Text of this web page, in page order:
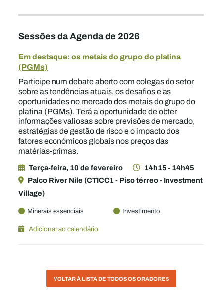
Sessões da Agenda de 2026
Em destaque: os metais do grupo do platina
(PGMs)
Participe num debate aberto com colegas do setor
sobre as tendências atuais, os desafios e as
oportunidades no mercado dos metais do grupo do
platina (PGMs). Terá a oportunidade de obter
informações valiosas sobre previsões de mercado,
estratégias de gestão de risco e o impacto dos
fatores económicos globais nos preços das
matérias-primas.
Terça-feira, 10 de fevereiro
14h15 - 14h45
Palco River Nile (CTICC1 - Piso térreo - Investment
Village)
Minerais essenciais Investimento
Adicionar ao calendário
VOLTAR À LISTA DE TODOS OS ORADORES